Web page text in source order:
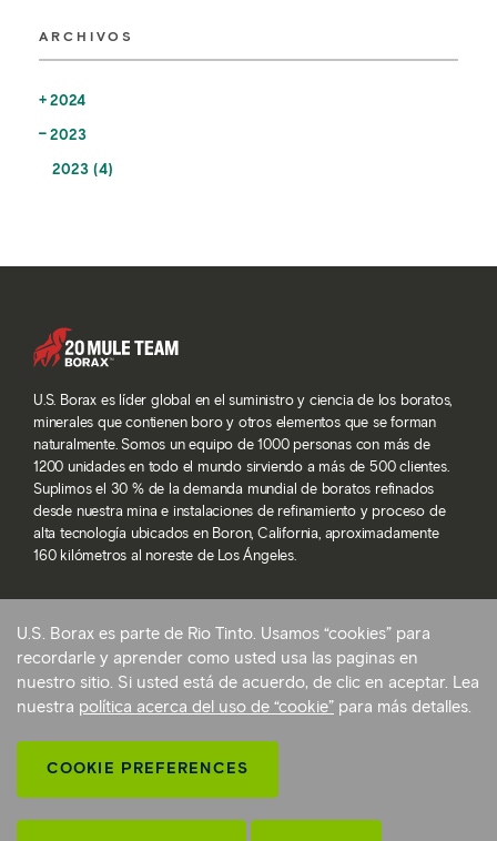
ARCHIVOS
2024
2023
2023 (4)
U.S. Borax es líder global en el suministro y ciencia de los boratos,
minerales que contienen boro y otros elementos que se forman
naturalmente. Somos un equipo de 1000 personas con más de
1200 unidades en todo el mundo sirviendo a más de 500 clientes.
Suplimos el 30 % de la demanda mundial de boratos refinados
desde nuestra mina e instalaciones de refinamiento y proceso de
alta tecnología ubicados en Boron, California, aproximadamente
160 kilómetros al noreste de Los Ángeles.
© 2026 Rio Tinto. Todos los derechos reservados.
Términos de servicio
Politica de privacidad y configuraciones de cookies
Volver arriba
U.S. Borax es parte de Rio Tinto. Usamos “cookies” para
recordarle y aprender como usted usa las paginas en
nuestro sitio. Si usted está de acuerdo, de clic en aceptar. Lea
nuestra política acerca del uso de “cookie” para más detalles.
COOKIE PREFERENCES